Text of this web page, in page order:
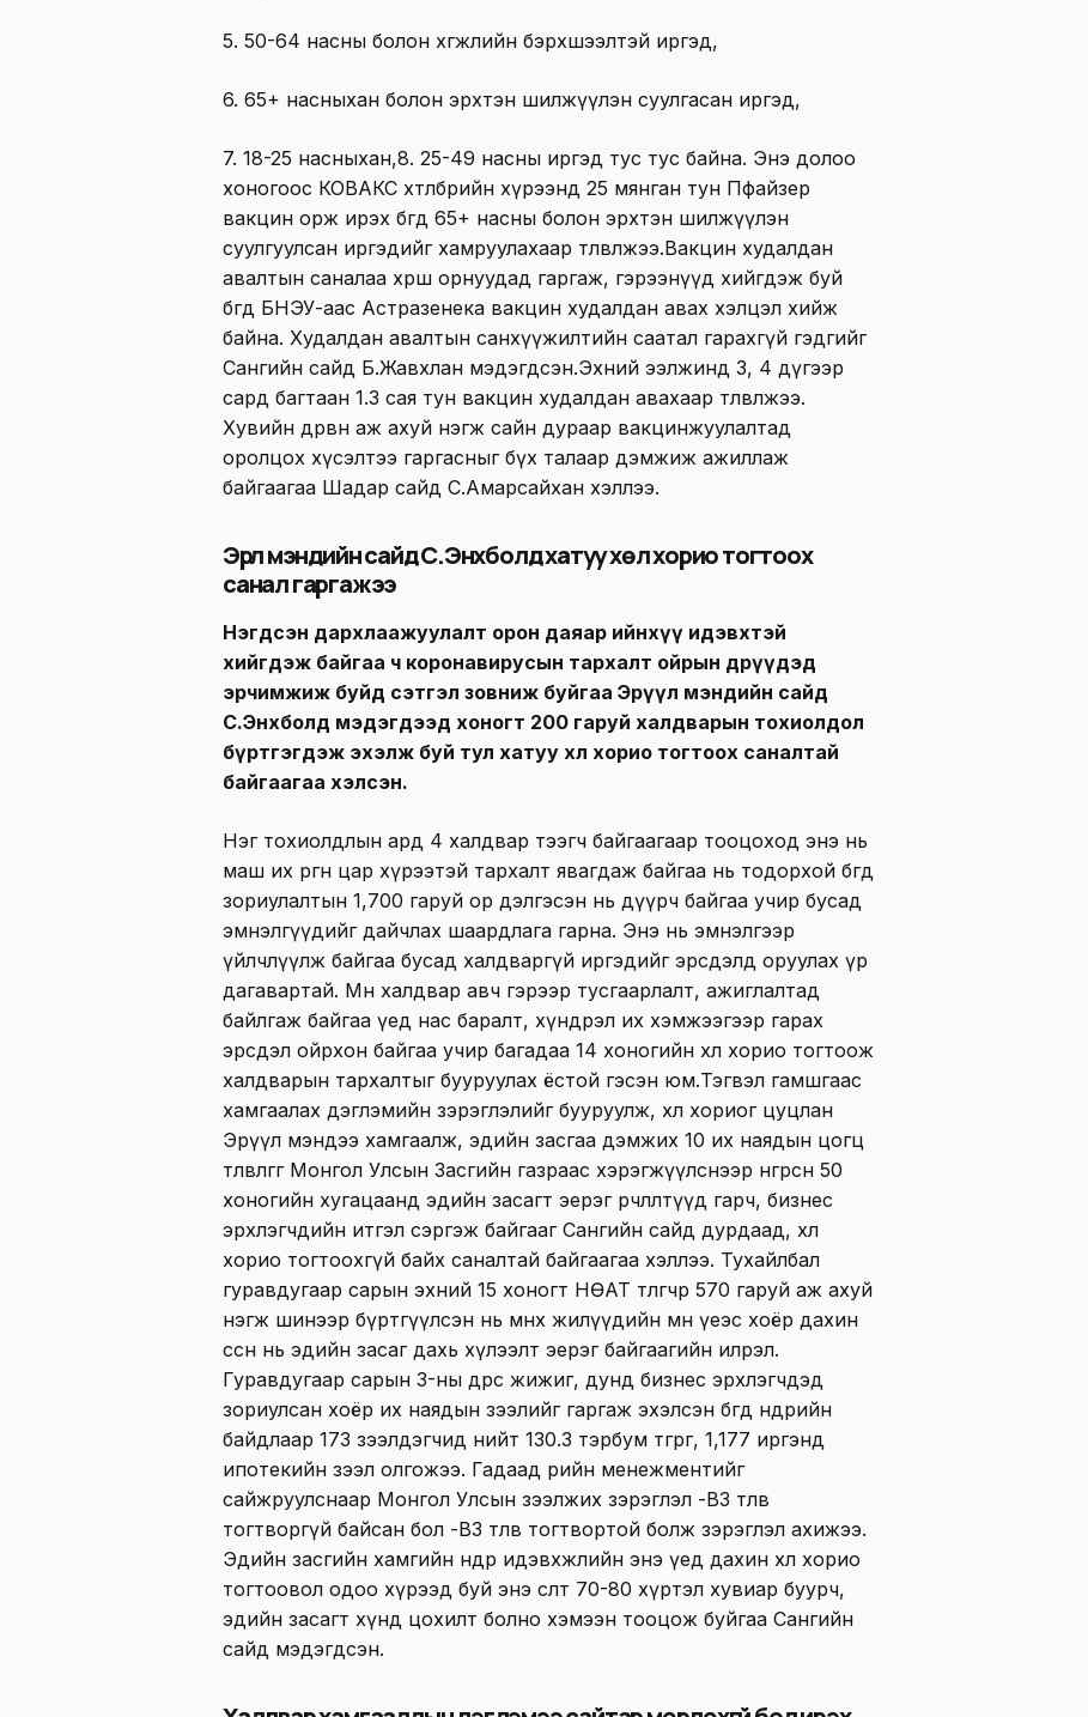
5. 50-64 насны болон хөгжлийн бэрхшээлтэй иргэд,
6. 65+ насныхан болон эрхтэн шилжүүлэн суулгасан иргэд,
7. 18-25 насныхан,8. 25-49 насны иргэд тус тус байна. Энэ долоо
хоногоос КОВАКС хөтөлбөрийн хүрээнд 25 мянган тун Пфайзер
вакцин орж ирэх бөгөөд 65+ насны болон эрхтэн шилжүүлэн
суулгуулсан иргэдийг хамруулахаар төлөвлөжээ.Вакцин худалдан
авалтын саналаа хөрш орнуудад гаргаж, гэрээнүүд хийгдэж буй
бөгөөд БНЭУ-аас Астразенека вакцин худалдан авах хэлцэл хийж
байна. Худалдан авалтын санхүүжилтийн саатал гарахгүй гэдгийг
Сангийн сайд Б.Жавхлан мэдэгдсэн.Эхний ээлжинд 3, 4 дүгээр
сард багтаан 1.3 сая тун вакцин худалдан авахаар төлөвлөжээ.
Хувийн дөрвөн аж ахуй нэгж сайн дураар вакцинжуулалтад
оролцох хүсэлтээ гаргасныг бүх талаар дэмжиж ажиллаж
байгаагаа Шадар сайд С.Амарсайхан хэллээ.
Эрүүл мэндийн сайд С.Энхболд хатуу хөл хорио тогтоох
санал гаргажээ
Нэгдсэн дархлаажуулалт орон даяар ийнхүү идэвхтэй
хийгдэж байгаа ч коронавирусын тархалт ойрын өдрүүдэд
эрчимжиж буйд сэтгэл зовниж буйгаа Эрүүл мэндийн сайд
С.Энхболд мэдэгдээд хоногт 200 гаруй халдварын тохиолдол
бүртгэгдэж эхэлж буй тул хатуу хөл хорио тогтоох саналтай
байгаагаа хэлсэн.
Нэг тохиолдлын ард 4 халдвар тээгч байгаагаар тооцоход энэ нь
маш их өргөн цар хүрээтэй тархалт явагдаж байгаа нь тодорхой бөгөөд
зориулалтын 1,700 гаруй ор дэлгэсэн нь дүүрч байгаа учир бусад
эмнэлгүүдийг дайчлах шаардлага гарна. Энэ нь эмнэлгээр
үйлчлүүлж байгаа бусад халдваргүй иргэдийг эрсдэлд оруулах үр
дагавартай. Мөн халдвар авч гэрээр тусгаарлалт, ажиглалтад
байлгаж байгаа үед нас баралт, хүндрэл их хэмжээгээр гарах
эрсдэл ойрхон байгаа учир багадаа 14 хоногийн хөл хорио тогтоож
халдварын тархалтыг бууруулах ёстой гэсэн юм.Тэгвэл гамшгаас
хамгаалах дэглэмийн зэрэглэлийг бууруулж, хөл хориог цуцлан
Эрүүл мэндээ хамгаалж, эдийн засгаа дэмжих 10 их наядын цогц
төлөвлөгөөг Монгол Улсын Засгийн газраас хэрэгжүүлснээр өнгөрсөн 50
хоногийн хугацаанд эдийн засагт эерэг өөрчлөлтүүд гарч, бизнес
эрхлэгчдийн итгэл сэргэж байгааг Сангийн сайд дурдаад, хөл
хорио тогтоохгүй байх саналтай байгаагаа хэллээ. Тухайлбал
гуравдугаар сарын эхний 15 хоногт НӨАТ төлөгчөөр 570 гаруй аж ахуй
нэгж шинээр бүртгүүлсэн нь өмнөх жилүүдийн мөн үеэс хоёр дахин
өссөн нь эдийн засаг дахь хүлээлт эерэг байгаагийн илрэл.
Гуравдугаар сарын 3-ны өдрөөс жижиг, дунд бизнес эрхлэгчдэд
зориулсан хоёр их наядын зээлийг гаргаж эхэлсэн бөгөөд өнөөдрийн
байдлаар 173 зээлдэгчид нийт 130.3 тэрбум төгрөг, 1,177 иргэнд
ипотекийн зээл олгожээ. Гадаад өрийн менежментийг
сайжруулснаар Монгол Улсын зээлжих зэрэглэл -B3 төлөв
тогтворгүй байсан бол -B3 төлөв тогтвортой болж зэрэглэл ахижээ.
Эдийн засгийн хамгийн өндөр идэвхжлийн энэ үед дахин хөл хорио
тогтоовол одоо хүрээд буй энэ өсөлт 70-80 хүртэл хувиар буурч,
эдийн засагт хүнд цохилт болно хэмээн тооцож буйгаа Сангийн
сайд мэдэгдсэн.